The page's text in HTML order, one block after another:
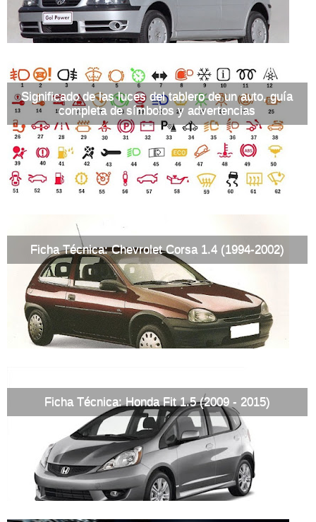
Significado de las luces del tablero de un auto, guía
completa de símbolos y advertencias
Ficha Técnica: Chevrolet Corsa 1.4 (1994-2002)
Ficha Técnica: Honda Fit 1.5 (2009 - 2015)